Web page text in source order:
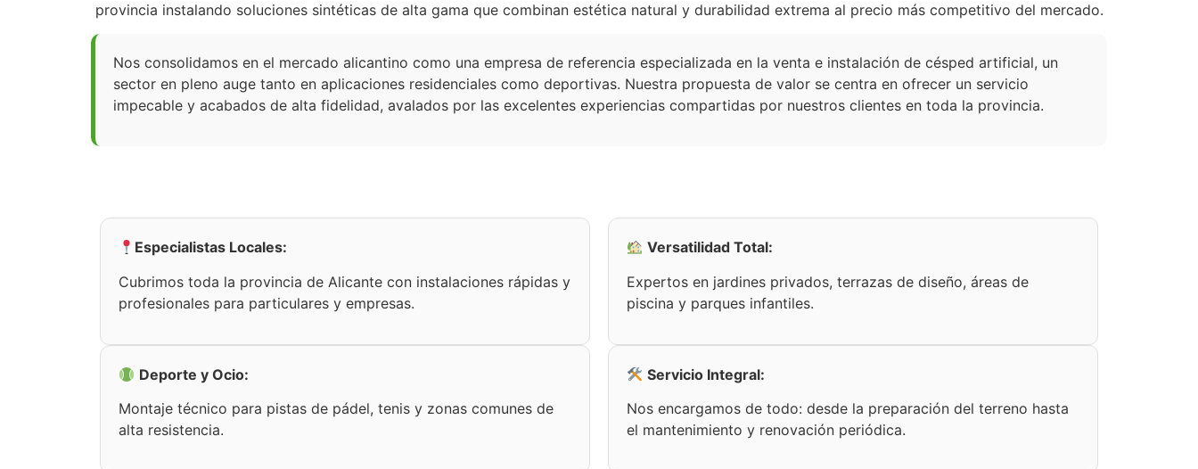
provincia instalando soluciones sintéticas de alta gama que combinan estética natural y durabilidad extrema al precio más competitivo del mercado.
Nos consolidamos en el mercado alicantino como una empresa de referencia especializada en la venta e instalación de césped artificial, un
sector en pleno auge tanto en aplicaciones residenciales como deportivas. Nuestra propuesta de valor se centra en ofrecer un servicio
impecable y acabados de alta fidelidad, avalados por las excelentes experiencias compartidas por nuestros clientes en toda la provincia.
Especialistas Locales:
Cubrimos toda la provincia de Alicante con instalaciones rápidas y
profesionales para particulares y empresas.
Deporte y Ocio:
Montaje técnico para pistas de pádel, tenis y zonas comunes de
alta resistencia.
Versatilidad Total:
Expertos en jardines privados, terrazas de diseño, áreas de
piscina y parques infantiles.
Servicio Integral:
Nos encargamos de todo: desde la preparación del terreno hasta
el mantenimiento y renovación periódica.